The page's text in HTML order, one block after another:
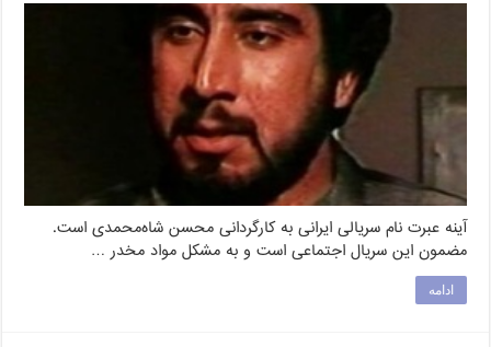
آینه عبرت نام سریالی ایرانی به کارگردانی محسن شاه‌محمدی است.
مضمون این سریال اجتماعی است و به مشکل مواد مخدر …
ادامه